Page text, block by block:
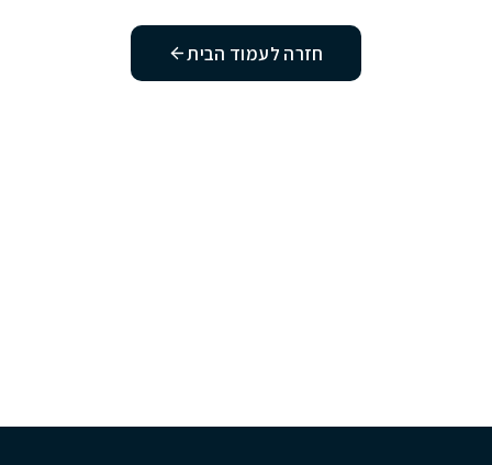
חזרה לעמוד הבית